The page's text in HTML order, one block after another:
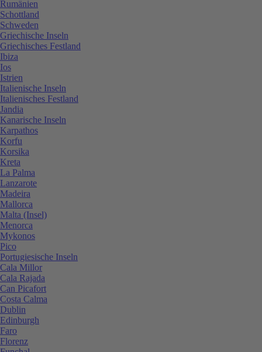
Rumänien
Schottland
Schweden
Griechische Inseln
Griechisches Festland
Ibiza
Ios
Istrien
Italienische Inseln
Italienisches Festland
Jandia
Kanarische Inseln
Karpathos
Korfu
Korsika
Kreta
La Palma
Lanzarote
Madeira
Mallorca
Malta (Insel)
Menorca
Mykonos
Pico
Portugiesische Inseln
Cala Millor
Cala Rajada
Can Picafort
Costa Calma
Dublin
Edinburgh
Faro
Florenz